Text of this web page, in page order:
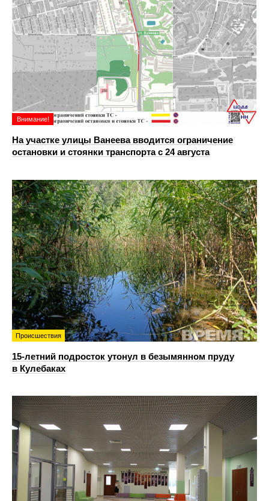
Внимание!
На участке улицы Ванеева вводится ограничение
остановки и стоянки транспорта с 24 августа
Происшествия
15-летний подросток утонул в безымянном пруду
в Кулебаках